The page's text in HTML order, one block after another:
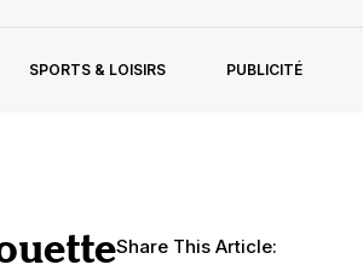
SPORTS & LOISIRS PUBLICITÉ
Share This Article: